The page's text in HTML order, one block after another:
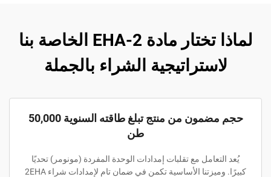
لماذا تختار مادة 2-EHA الخاصة بنا
لاستراتيجية الشراء بالجملة
حجم مضمون من منتج تبلغ طاقته السنوية 50,000
طن
يُعد التعامل مع تقلبات إمدادات الوحدة المفردة (مونومر) تحديًا
كبيرًا. وميزتنا الأساسية تكمن في ضمان تام لإمدادات شراء 2EHA